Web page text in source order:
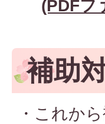
(PDFフ
補助
・これか